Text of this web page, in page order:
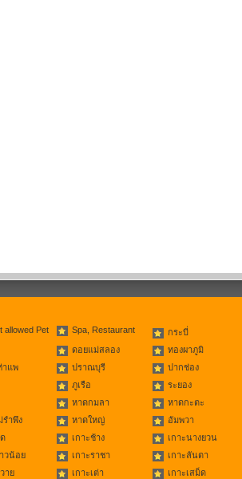
allowed Pet Spa, Restaurant กระบี่
ดอยแม่สลอง ทองผาภูมิ
าแพ ปราณบุรี ปากช่อง
ภูเรือ ระยอง
หาดกมลา หาดกะตะ
ำพึง หาดใหญ่ อัมพวา
เกาะช้าง เกาะนางยวน
วน้อย เกาะราชา เกาะลันตา
าย เกาะเต่า เกาะเสม็ด